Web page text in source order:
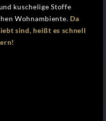
kuschelige Stoffe
Wohnambiente. Da
sind, heißt es schnell